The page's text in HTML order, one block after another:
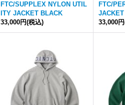
FTC/SUPPLEX NYLON UTIL
ITY JACKET BLACK
33,000円(税込)
FTC/
33,000円